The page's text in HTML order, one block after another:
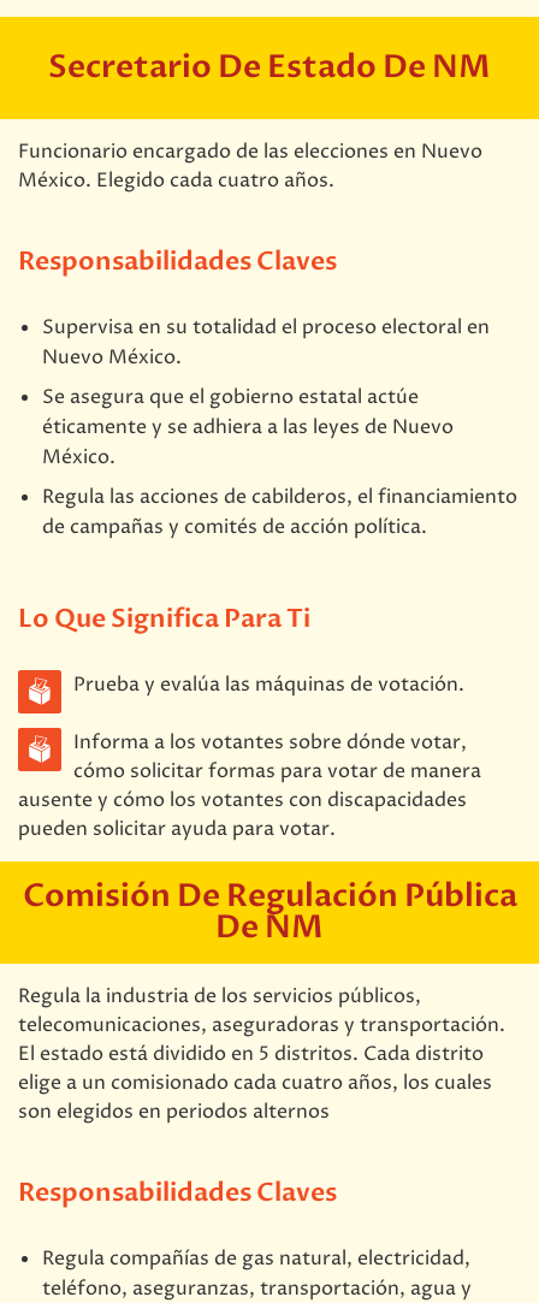
Secretario De Estado De NM
Funcionario encargado de las elecciones en Nuevo
México. Elegido cada cuatro años.
Responsabilidades Claves
Supervisa en su totalidad el proceso electoral en
Nuevo México.
Se asegura que el gobierno estatal actúe
éticamente y se adhiera a las leyes de Nuevo
México.
Regula las acciones de cabilderos, el financiamiento
de campañas y comités de acción política.
Lo Que Significa Para Ti
Prueba y evalúa las máquinas de votación.
Informa a los votantes sobre dónde votar,
cómo solicitar formas para votar de manera
ausente y cómo los votantes con discapacidades
pueden solicitar ayuda para votar.
Comisión De Regulación Pública
De NM
Regula la industria de los servicios públicos,
telecomunicaciones, aseguradoras y transportación.
El estado está dividido en 5 distritos. Cada distrito
elige a un comisionado cada cuatro años, los cuales
son elegidos en periodos alternos
Responsabilidades Claves
Regula compañías de gas natural, electricidad,
teléfono, aseguranzas, transportación, agua y